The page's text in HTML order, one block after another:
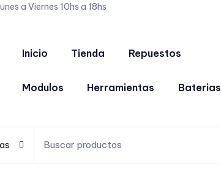
a Viernes 10hs a 18hs
Inicio Tienda Repuestos
Modulos Herramientas Baterias